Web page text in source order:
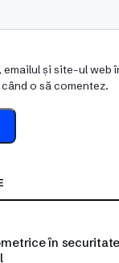
emailul și site-ul web
o să comentez.
în